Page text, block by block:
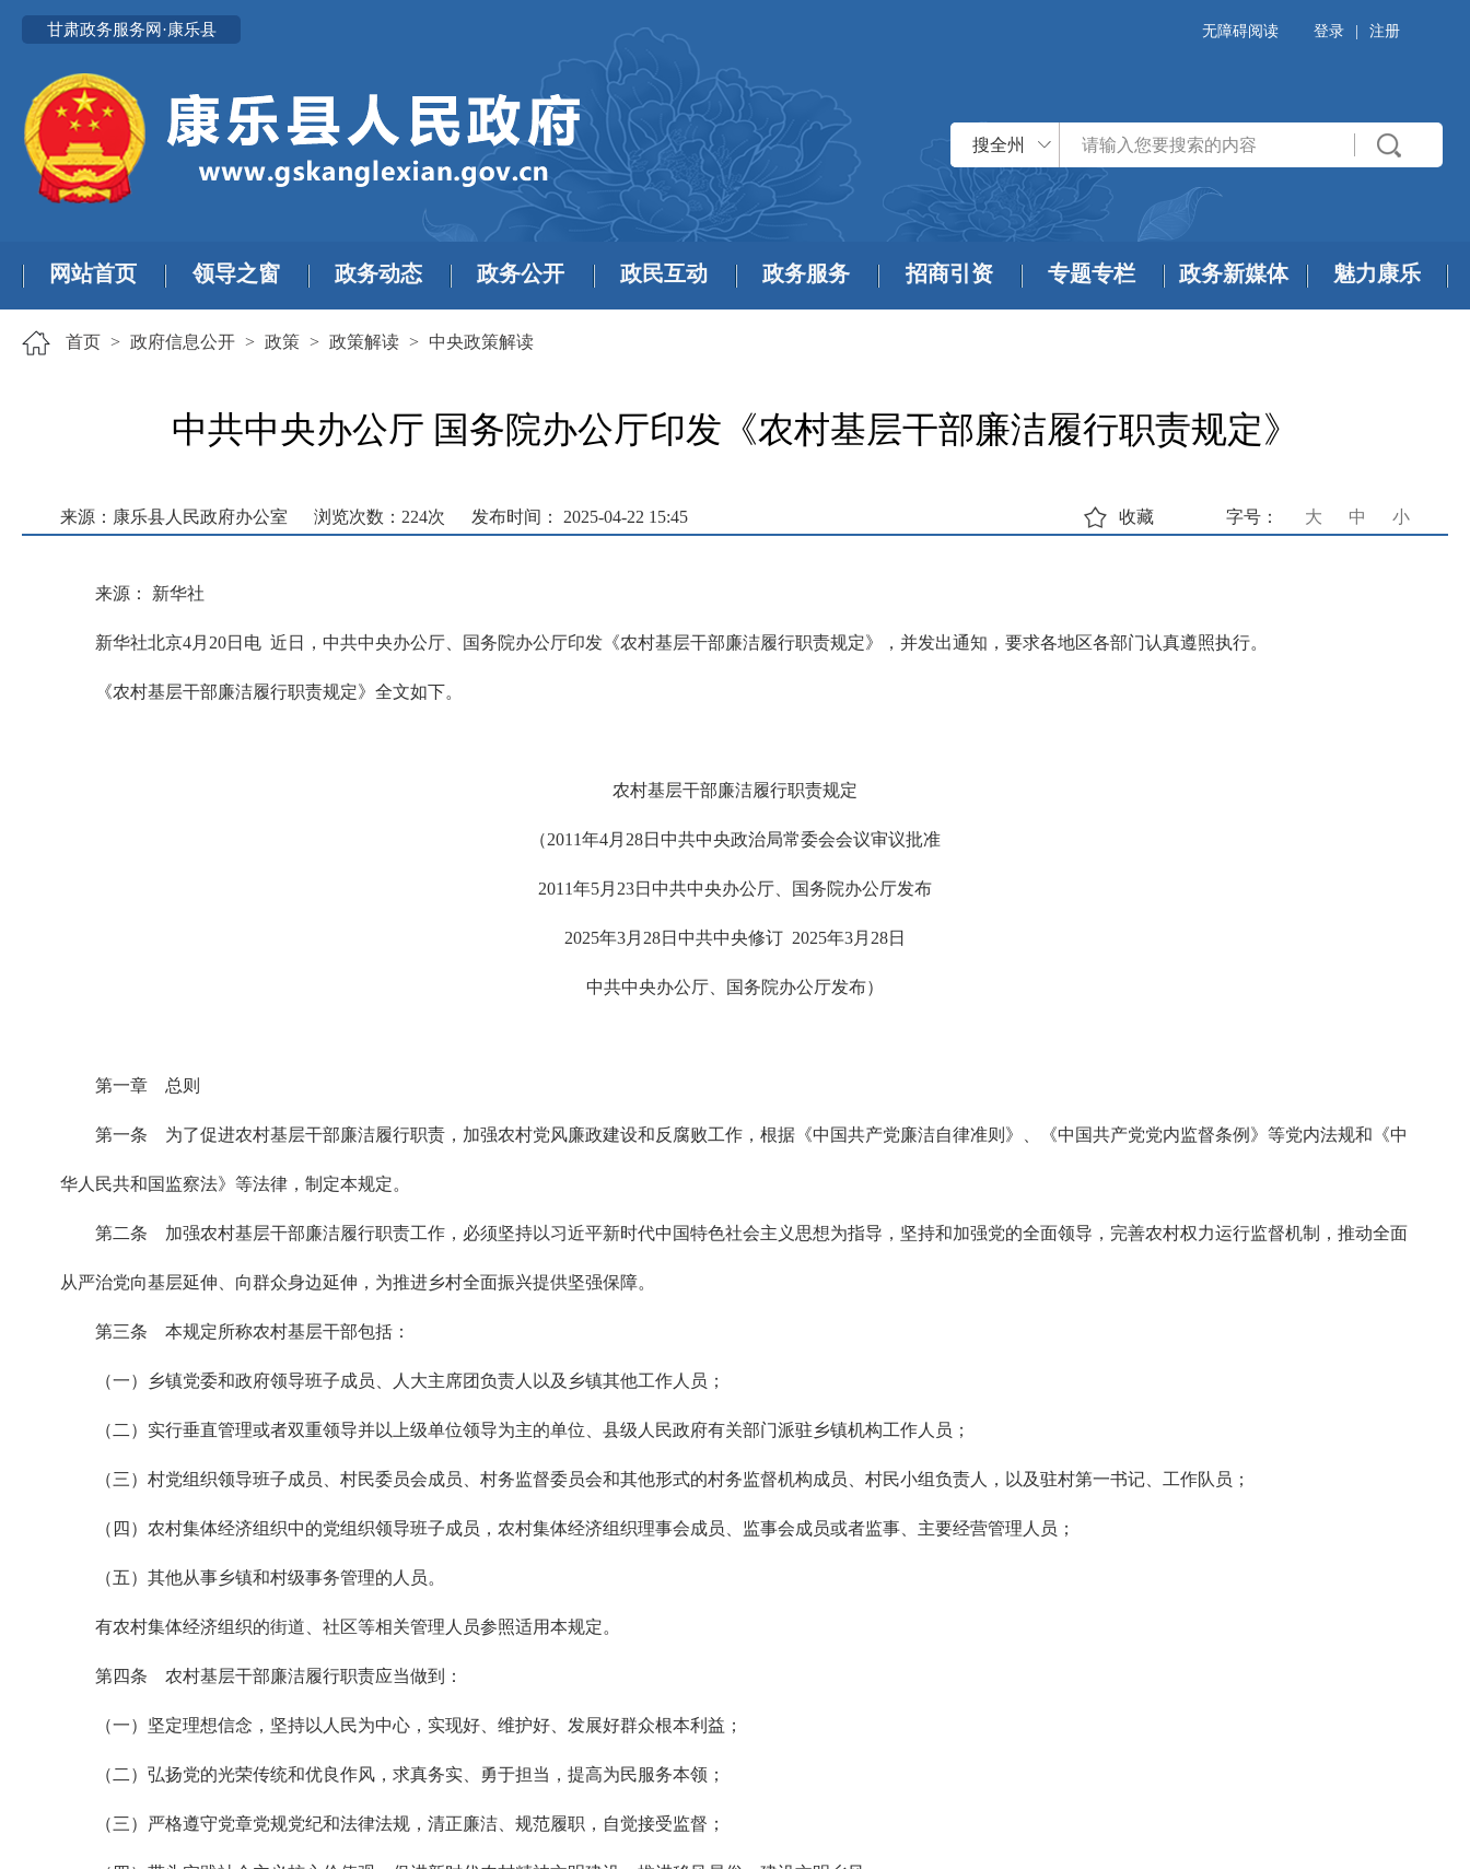
甘肃政务服务网·康乐县 无障碍阅读 登录 注册
搜全州
网站首页 领导之窗 政务动态 政务公开 政民互动 政务服务 招商引资 专题专栏 政务新媒体 魅力康乐
首页 > 政府信息公开 > 政策 > 政策解读 > 中央政策解读
中共中央办公厅 国务院办公厅印发《农村基层干部廉洁履行职责规定》
来源：康乐县人民政府办公室 浏览次数： 224次 发布时间： 2025-04-22 15:45 字号： 大 中 小
收藏
来源： 新华社
新华社北京4月20日电 近日，中共中央办公厅、国务院办公厅印发《农村基层干部廉洁履行职责规定》，并发出通知，要求各地区各部门认真遵照执行。
《农村基层干部廉洁履行职责规定》全文如下。
农村基层干部廉洁履行职责规定
（2011年4月28日中共中央政治局常委会会议审议批准
2011年5月23日中共中央办公厅、国务院办公厅发布
2025年3月28日中共中央修订 2025年3月28日
中共中央办公厅、国务院办公厅发布）
第一章 总则
第一条 为了促进农村基层干部廉洁履行职责，加强农村党风廉政建设和反腐败工作，根据《中国共产党廉洁自律准则》、《中国共产党党内监督条例》等党内法规和《中
华人民共和国监察法》等法律，制定本规定。
第二条 加强农村基层干部廉洁履行职责工作，必须坚持以习近平新时代中国特色社会主义思想为指导，坚持和加强党的全面领导，完善农村权力运行监督机制，推动全面
从严治党向基层延伸、向群众身边延伸，为推进乡村全面振兴提供坚强保障。
第三条 本规定所称农村基层干部包括：
（一）乡镇党委和政府领导班子成员、人大主席团负责人以及乡镇其他工作人员；
（二）实行垂直管理或者双重领导并以上级单位领导为主的单位、县级人民政府有关部门派驻乡镇机构工作人员；
（三）村党组织领导班子成员、村民委员会成员、村务监督委员会和其他形式的村务监督机构成员、村民小组负责人，以及驻村第一书记、工作队员；
（四）农村集体经济组织中的党组织领导班子成员，农村集体经济组织理事会成员、监事会成员或者监事、主要经营管理人员；
（五）其他从事乡镇和村级事务管理的人员。
有农村集体经济组织的街道、社区等相关管理人员参照适用本规定。
第四条 农村基层干部廉洁履行职责应当做到：
（一）坚定理想信念，坚持以人民为中心，实现好、维护好、发展好群众根本利益；
（二）弘扬党的光荣传统和优良作风，求真务实、勇于担当，提高为民服务本领；
（三）严格遵守党章党规党纪和法律法规，清正廉洁、规范履职，自觉接受监督；